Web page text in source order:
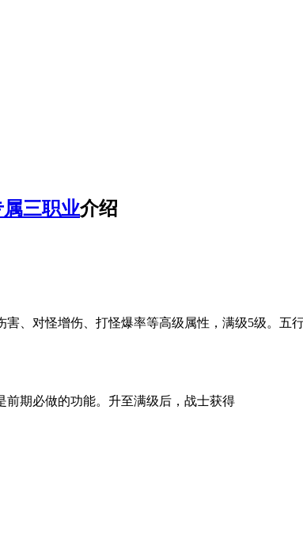
三职业介绍
害、对怪增伤、打怪爆率等高级属性，满级5级。
前期必做的功能。升至满级后，战士获得